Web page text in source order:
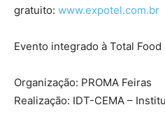
gratuito: www.expotel.com.br
Evento integrado à Total Food
Organização: PROMA Feiras
Realização: IDT-CEMA –